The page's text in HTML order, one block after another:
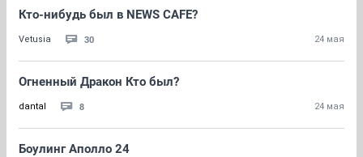
Кто-нибудь был в NEWS CAFE?
Vetusia 30 24 мая
Огненный Дракон Кто был?
dantal 8 24 мая
Боулинг Аполло 24